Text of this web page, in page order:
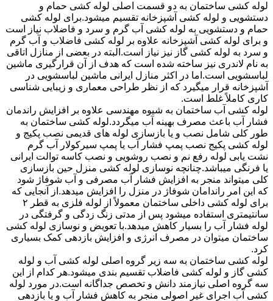
لوله کشی ساختمان به دو قسمت اصلی لوله کشی حمام و
دستشویی و لوله کشی آشپزخانه تقسیم میشود.برای لوله کشی
حمام و دستشویی به لوله کشی آب گرم و سرد و فاضلاب نیاز است
و برای لوله کشی آشپزخانه علاوه بر لوله کشی فاضلاب و آب گرم
و سرد به لوله کشی گاز نیز نیاز است.البته در بعضی از منازل اتاقی
به نام لاندری نیز ساخته شده است که هدف از آن قرارگیری ماشین
لباسشویی است.اما در اکثر منازل ایرانی ماشین لباسشویی در
آشپزخانه قرار میگیرد که از نظر طراحی معماری و زیبایی شناسی
کاری کاملاً غلط است.
لوله کشی آب ساختمان به شیوه مهندسی علاوه بر افزایش راندمان
فشار آب باعث مصرف بهینه آب میگردد.لوله کشی ساختمان به
طور کلی شامل نصب و یا بازسازی لوله های قدیمی نصب پکیج و
لوله کشی پکیج نصب پمپ فشار آب یا پمپ سیرکولار آب گرم
نشت یابی لوله رفع نم و نصب روشویی و نصب کاسه توالت ایرانی
یا فرنگی میباشد.چنانچه نوسازی لوله کشی منزل حین بازسازی
کلی میتواند منجر به افزایش فشار آب مصرفی و آب شوفاژ شود
که این امر راندامان شوفاژ در منزل را افزایش میدهد.از آنجایی که
برای لوله کشی داخلی ساختمان معمولاً از لوله فلزی به قطر ۲
سانتیمتری استفاده میشود پس از مدتی زنگ زدگی و گرفتگی در
لوله فشار آب را بسیار کاهش میدهد.با تعویض و نوسازی لوله کشی
ساختمان میتوان در مصرف انرژی و افزایش بازدهی کمک بسیاری
کرد.
لوله کشی ساختمان به سه زیر گروه اصلی لوله کشی آب و لوله
کشی گاز و لوله کشی فاضلاب تقسیم بندی میشود.هر کدام از این
سه گروه اصلی نیازمند دانش و تخصص جداگانه است.در مورد لوله
کشی آب اجرای غیر اصولی منجر به کاهش فشار آب و یا بازدهی